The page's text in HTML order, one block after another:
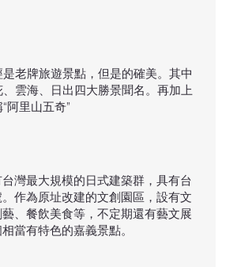
老牌旅遊景點，但是的確美。其中
雲海、日出四大勝景聞名。再加上
阿里山五奇”
灣最大規模的日式建築群，具有台
作為原址改建的文創園區，設有文
、餐飲美食等，不定期還有藝文展
當有特色的嘉義景點。